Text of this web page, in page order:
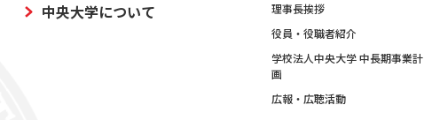
中央大学について 理事長挨拶
役員・役職者紹介
学校法人中央大学 中長期事業計
画
広報・広聴活動